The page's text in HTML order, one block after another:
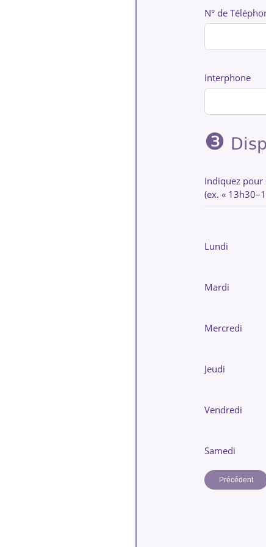
N° de
Interphone
❸
Indiquez pour
(ex. «
Lundi
Mardi
Mercredi
Jeudi
Vendredi
Samedi
Précédent